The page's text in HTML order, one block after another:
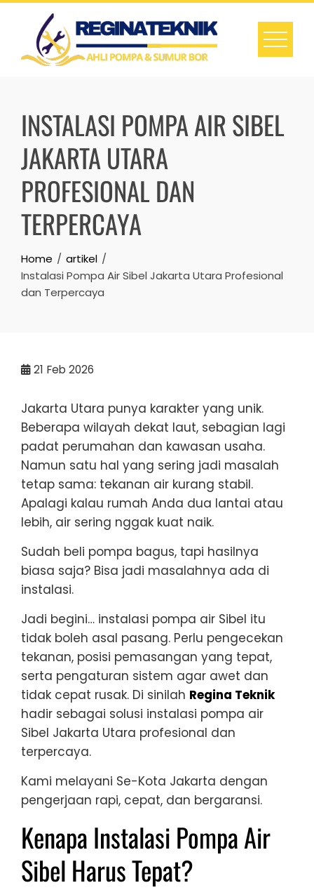
Skip
content
INSTALASI POMPA AIR SIBEL
JAKARTA UTARA
PROFESIONAL DAN
TERPERCAYA
Home
artikel
Instalasi Pompa Air Sibel Jakarta Utara Profesional
dan Terpercaya
21 Feb 2026
Jakarta Utara punya karakter yang unik.
Beberapa wilayah dekat laut, sebagian lagi
padat perumahan dan kawasan usaha.
Namun satu hal yang sering jadi masalah
tetap sama: tekanan air kurang stabil.
Apalagi kalau rumah Anda dua lantai atau
lebih, air sering nggak kuat naik.
Sudah beli pompa bagus, tapi hasilnya
biasa saja? Bisa jadi masalahnya ada di
instalasi.
Jadi begini… instalasi pompa air Sibel itu
tidak boleh asal pasang. Perlu pengecekan
tekanan, posisi pemasangan yang tepat,
serta pengaturan sistem agar awet dan
tidak cepat rusak. Di sinilah Regina Teknik
hadir sebagai solusi instalasi pompa air
Sibel Jakarta Utara profesional dan
terpercaya.
Kami melayani Se-Kota Jakarta dengan
pengerjaan rapi, cepat, dan bergaransi.
Kenapa Instalasi Pompa Air
Sibel Harus Tepat?